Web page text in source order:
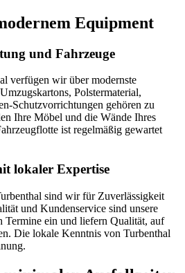
Equipment
und Fahrzeuge
verfügen wir über modernste
Polstermaterial,
Schutzvorrichtungen gehören zu
Ihre Möbel und die Wände Ihres
ist regelmäßig gewartet
lokaler Expertise
sind wir für Zuverlässigkeit
und Kundenservice sind unsere
ein und liefern Qualität, auf
Die lokale Kenntnis von Turbenthal